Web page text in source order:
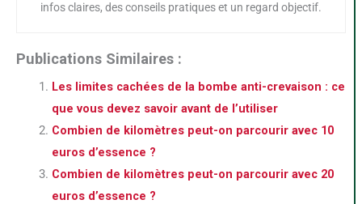
infos claires, des conseils pratiques et un regard objectif.
Publications Similaires :
Les limites cachées de la bombe anti-crevaison : ce
que vous devez savoir avant de l’utiliser
Combien de kilomètres peut-on parcourir avec 10
euros d’essence ?
Combien de kilomètres peut-on parcourir avec 20
euros d’essence ?